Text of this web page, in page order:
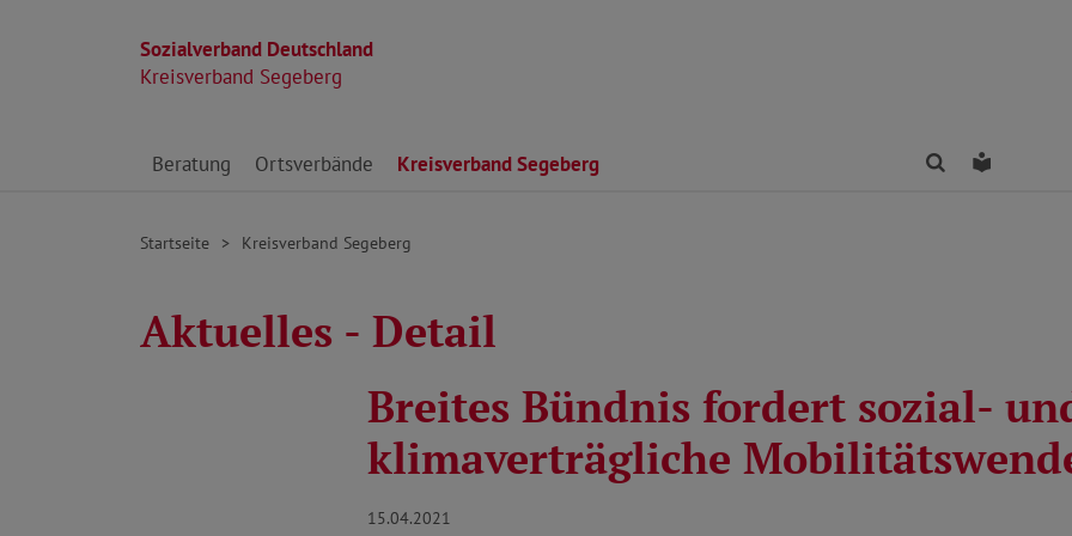
Sozialverband Deutschland
Kreisverband Segeberg
Direkt zu den Inhalten springen
Beratung Ortsverbände Kreisverband Segeberg FindenLeichte
Startseite Kreisverband Segeberg
Aktuelles - Detail
Breites Bündnis fordert sozial-
klimaverträgliche
15.04.2021